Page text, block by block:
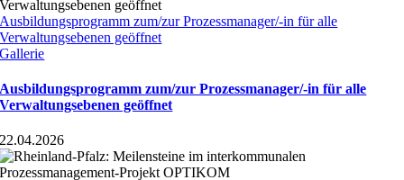
Ausbildungsprogramm zum/zur Prozessmanager/-in für alle
Verwaltungsebenen geöffnet
Gallerie
Ausbildungsprogramm zum/zur Prozessmanager/-in für alle
Verwaltungsebenen geöffnet
22.04.2026